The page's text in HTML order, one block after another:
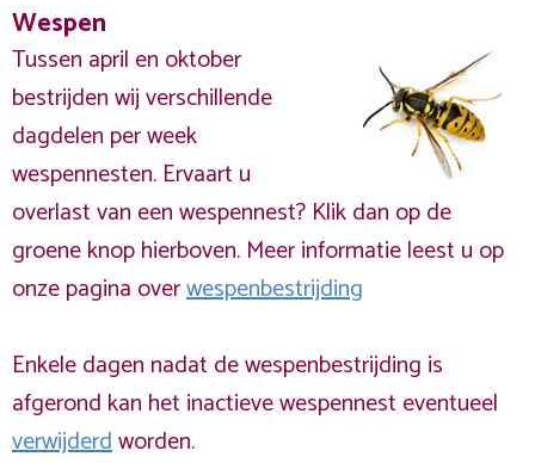
Wespen
Tussen april en oktober
bestrijden wij verschillende
dagdelen per week
wespennesten. Ervaart u
overlast van een wespennest? Klik dan op de
groene knop hierboven. Meer informatie leest u op
onze pagina overwespenbestrijding
Enkele dagen nadat de wespenbestrijding is
afgerond kan het inactieve wespennest eventueel
verwijderdworden.